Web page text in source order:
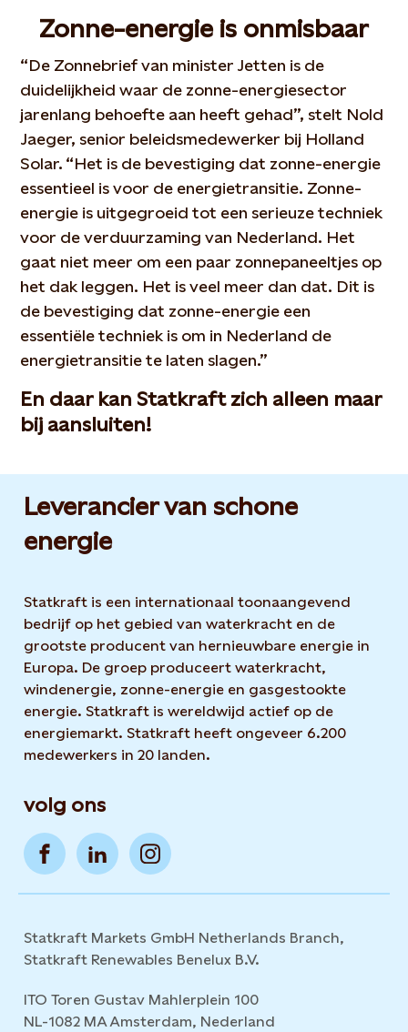
Zonne-energie is onmisbaar
“De Zonnebrief van minister Jetten is de
duidelijkheid waar de zonne-energiesector
jarenlang behoefte aan heeft gehad”, stelt Nold
Jaeger, senior beleidsmedewerker bij Holland
Solar. “Het is de bevestiging dat zonne-energie
essentieel is voor de energietransitie. Zonne-
energie is uitgegroeid tot een serieuze techniek
voor de verduurzaming van Nederland. Het
gaat niet meer om een paar zonnepaneeltjes op
het dak leggen. Het is veel meer dan dat. Dit is
de bevestiging dat zonne-energie een
essentiële techniek is om in Nederland de
energietransitie te laten slagen.”
En daar kan Statkraft zich alleen maar
bij aansluiten!
Leverancier van schone
energie
Statkraft is een internationaal toonaangevend
bedrijf op het gebied van waterkracht en de
grootste producent van hernieuwbare energie in
Europa. De groep produceert waterkracht,
windenergie, zonne-energie en gasgestookte
energie. Statkraft is wereldwijd actief op de
energiemarkt. Statkraft heeft ongeveer 6.200
medewerkers in 20 landen.
volg ons
Statkraft Markets GmbH Netherlands Branch,
Statkraft Renewables Benelux B.V.
ITO Toren Gustav Mahlerplein 100
NL-1082 MA Amsterdam, Nederland